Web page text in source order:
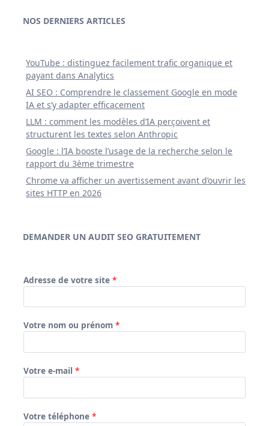
NOS DERNIERS ARTICLES
YouTube : distinguez facilement trafic organique et
payant dans Analytics
AI SEO : Comprendre le classement Google en mode
IA et s’y adapter efficacement
LLM : comment les modèles d’IA perçoivent et
structurent les textes selon Anthropic
Google : l’IA booste l’usage de la recherche selon le
rapport du 3ème trimestre
Chrome va afficher un avertissement avant d’ouvrir les
sites HTTP en 2026
DEMANDER UN AUDIT SEO GRATUITEMENT
Adresse de votre site *
Votre nom ou prénom *
Votre e-mail *
Votre téléphone *